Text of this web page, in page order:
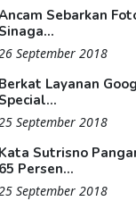
Sebarkan
September 2018
Berkat Layanan
September 2018
Kata Sutrisno
65 Persen...
September 2018